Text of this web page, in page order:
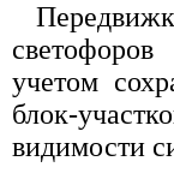
учетом
блок-
видимости